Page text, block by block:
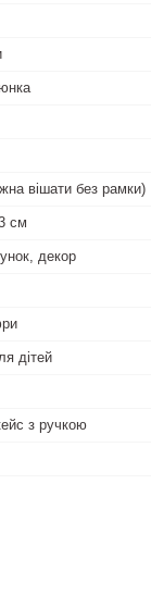
вішати без рамки)
см
декор
дітей
з ручкою